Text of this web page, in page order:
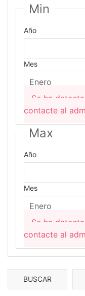
Min
Año
Mes
Se ha
contacte al
Max
Año
Mes
Se ha
contacte al